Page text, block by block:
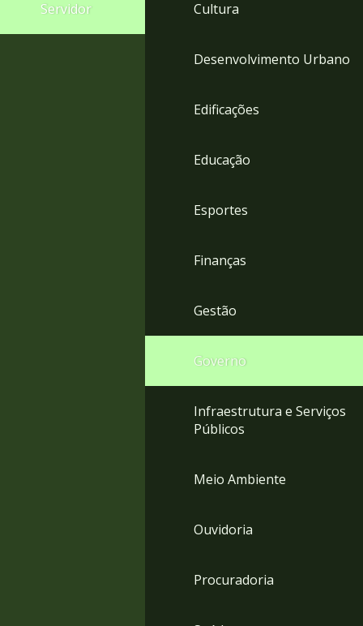
Servidor Cultura
Desenvolvimento Urbano
Edificações
Educação
Esportes
Finanças
Gestão
Governo
Infraestrutura e Serviços
Públicos
Meio Ambiente
Ouvidoria
Procuradoria